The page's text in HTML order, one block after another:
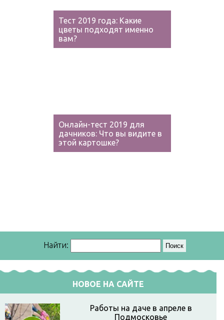
Тест 2019 года: Какие
цветы подходят именно
вам?
Онлайн-тест 2019 для
дачников: Что вы видите в
этой картошке?
Найти:
НОВОЕ НА САЙТЕ
Работы на даче в апреле в
Подмосковье